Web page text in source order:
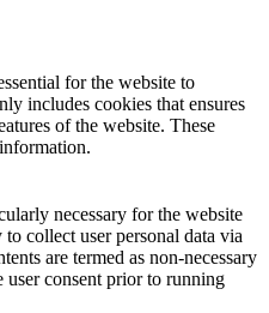
for the website to
includes cookies that ensures
of the website. These
necessary for the website
collect user personal data via
are termed as non-necessary
consent prior to running